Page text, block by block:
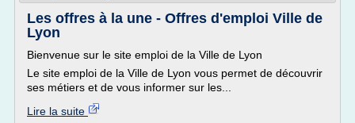
Les offres à la une - Offres d'emploi Ville de
Lyon
Bienvenue sur le site emploi de la Ville de Lyon
Le site emploi de la Ville de Lyon vous permet de découvrir
ses métiers et de vous informer sur les...
Lire la suite